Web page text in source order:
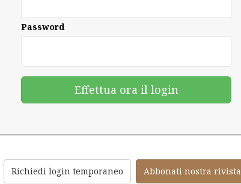
Password
Richiedi login temporaneo Abbonati nostra rivista